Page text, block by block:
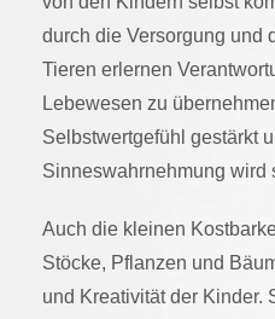
durch die Versorgung und
Tieren erlernen
Lebewesen zu
Selbstwertgefühl gestärkt
Sinneswahrnehmung wird
Auch die kleinen
Stöcke, Pflanzen und
und Kreativität der Kinder.